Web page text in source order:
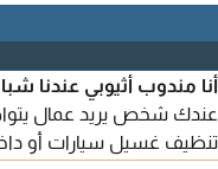
أنا مندوب أثيوبي عندنا
عندك شخص يريد عمال
تنظيف غسيل سيارات أو